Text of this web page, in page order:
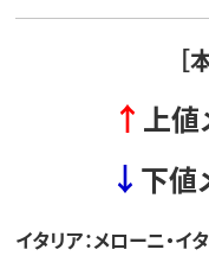
［
↑ 上値
↓ 下値
イタリア：メローニ・